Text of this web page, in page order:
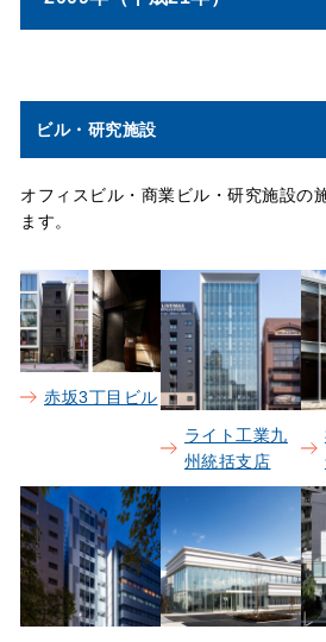
ビル・研究施設
オフィスビル・商業ビル・研究施設の
ます。
赤坂3丁目ビル
ライト工業九
州統括支店